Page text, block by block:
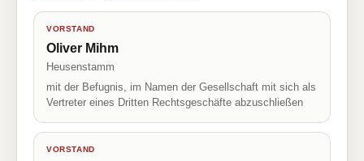
VORSTAND
Oliver Mihm
Heusenstamm
mit der Befugnis, im Namen der Gesellschaft mit sich als
Vertreter eines Dritten Rechtsgeschäfte abzuschließen
VORSTAND